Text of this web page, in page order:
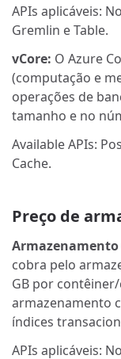
APIs aplicáveis:
Gremlin e Table.
vCore: O Azure
(computação e
operações de
tamanho e no
Available APIs:
Cache.
Preço de
cobra pelo
GB por
armazenamento
índices
APIs aplicáveis: